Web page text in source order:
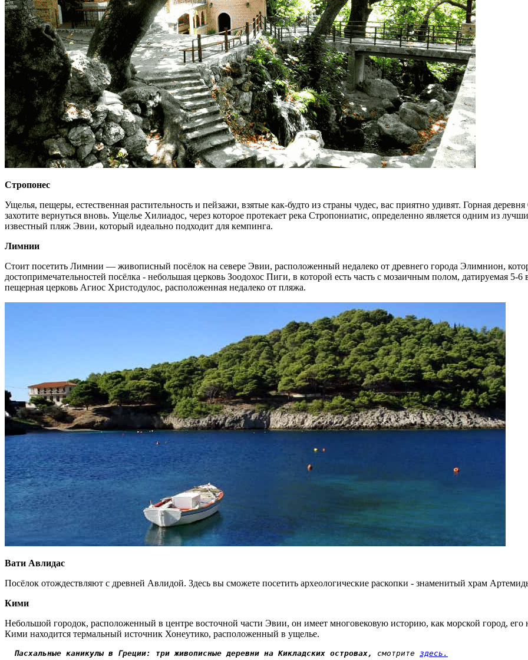
Стропонес
Ущелья, пещеры, естественная растительность и пейзажи, взятые как-будто из страны чудес, вас приятно удивят. Горная
захотите вернуться вновь. Ущелье Хилиадос, через которое протекает река Стропониатис, определенно является одним из
известный пляж Эвии, который идеально подходит для кемпинга.
Лимнии
Стоит посетить Лимнии — живописный посёлок на севере Эвии, расположенный недалеко от древнего города Элимнион,
достопримечательностей посёлка - небольшая церковь Зоодохос Пиги, в которой есть часть с мозаичным полом, датируемая
пещерная церковь Агиос Христодулос, расположенная недалеко от пляжа.
Вати Авлидас
Посёлок отождествляют с древней Авлидой. Здесь вы сможете посетить археологические раскопки - знаменитый храм
Кими
Небольшой городок, расположенный в центре восточной части Эвии, он имеет многовековую историю, как морской город,
Кими находится термальный источник Хонеутико, расположенный в ущелье.
Пасхальные каникулы в Греции: три живописные деревни на Кикладских островах, смотрите здесь.